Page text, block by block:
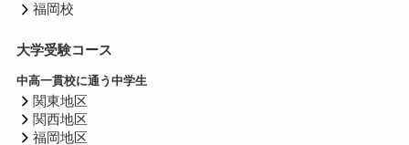
福岡校
大学受験コース
中高一貫校に通う中学生
関東地区
関西地区
福岡地区